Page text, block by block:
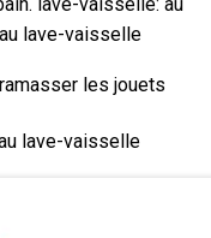
lave-vaisselle
les jouets
lave-vaisselle